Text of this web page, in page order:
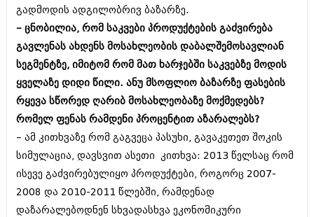
ოქტომბერი 2009 (382)
სექტემბერი 2009 (541)
აგვისტო 2009 (14)
ივლისი 2009 (118)
თებერვალი 0216 (1)
დეკემბერი 0215 (1)
აგვისტო 0215 (2)
აგვისტო 0212 (1)
ივნისი 0212 (2)
ნოემბერი 0201 (1)
გადმოდის ადგილობრივ ბაზარზე.
– ცნობილია, რომ საკვები პროდუქტების გაძვირება
გავლენას ახდენს მოსახლეობის დაბალშემოსავლიან
სეგმენტზე, იმიტომ რომ მათ ხარჯებში საკვებზე მოდის
ყველაზე დიდი წილი. ანუ მსოფლიო ბაზარზე ფასების
რყევა სწორედ ღარიბ მოსახლეობაზე მოქმედებს?
რომელ ფენას რამდენი პროცენტით აზარალებს?
– ამ კითხვაზე რომ გაგვეცა პასუხი, გავაკეთეთ შოკის
სიმულაცია, დავსვით ასეთი კითხვა: 2013 წელსაც რომ
ისევე გაძვირებულიყო პროდუქტები, როგორც 2007-
2008 და 2010-2011 წლებში, რამდენად
დაზარალებოდნენ სხვადასხვა ეკონომიკური